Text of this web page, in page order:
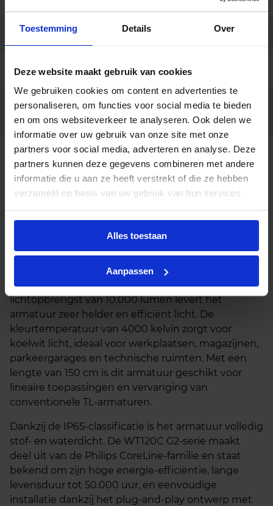
Toestemming Details Over
Deze website maakt gebruik van cookies
We gebruiken cookies om content en advertenties te
personaliseren, om functies voor social media te bieden
en om ons websiteverkeer te analyseren. Ook delen we
informatie over uw gebruik van onze site met onze
partners voor social media, adverteren en analyse. Deze
partners kunnen deze gegevens combineren met andere
informatie die u aan ze heeft verstrekt of die ze hebben
verzameld op basis van uw gebruik van hun services.
Alles toestaan
Aanpassen
Code 75430099
Ean code 8720169754300
Fabrikantnaam
WT120C G2 LED100S/840 PSU
L1500
Beschrijving
De Philips CoreLine WT120C G2 LED montagebalk
is een krachtige en waterdichte LED-oplossing voor
toepassingen. Deze uitvoering biedt maximale
bestand is tegen zware omstandigheden.
Met een vermogen van 62 watt en een
lichtopbrengst van 10.000 lumen levert het
armatuur zeer helder en efficiënt licht. De
kleurtemperatuur van 4000 kelvin zorgt voor
koelwit licht, ideaal voor werkplaatsen, magazijnen,
parkeergarages en technische ruimten. Met een
lengte van 150 cm is dit armatuur geschikt voor
lineaire toepassingen en vervanging van
conventionele TL-armaturen.
Dankzij de IP65-classificatie is het armatuur volledig
stof- en waterdicht. De WT120C G2-serie maakt
deel uit van de Philips CoreLine-familie en staat
bekend om zijn hoge energie-efficiëntie, lange
levensduur tot 50.000 uur, en eenvoudige
installatie dankzij het plug-and-play ontwerp met